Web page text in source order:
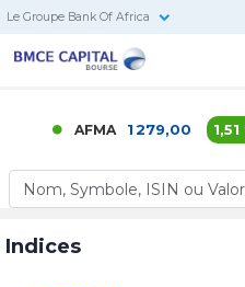
Le Groupe Bank Of Africa
AFMA 1 279,00 1,51 %
Indices